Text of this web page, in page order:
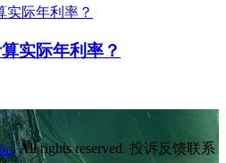
实际年利率？
. All rights reserved. 投诉反馈联系